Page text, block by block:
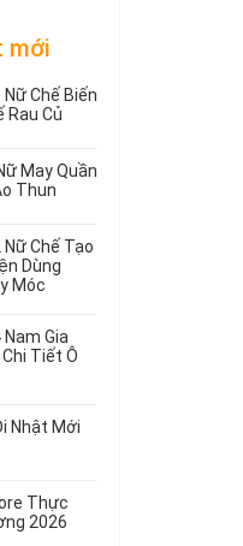
mới
Chế Biến
Rau Củ
May Quần
Thun
Chế Tạo
Dùng
Móc
Gia
Tiết Ô
Nhật Mới
Thực
2026